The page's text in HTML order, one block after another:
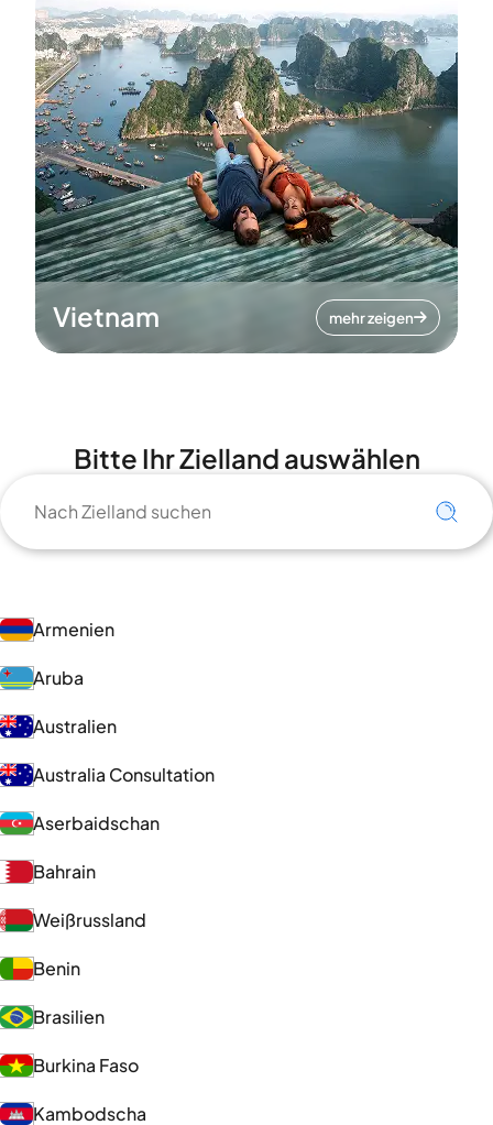
Vietnam mehr zeigen
Bitte Ihr Zielland auswählen
Armenien
Aruba
Australien
Australia Consultation
Aserbaidschan
Bahrain
Weißrussland
Benin
Brasilien
Burkina Faso
Kambodscha